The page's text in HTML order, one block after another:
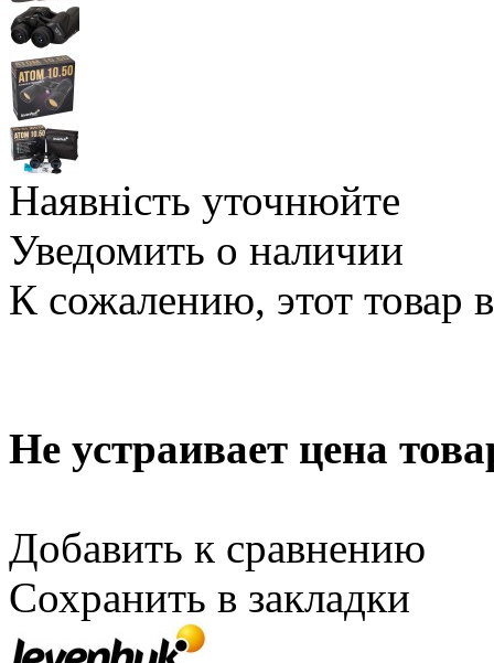
Наявність уточнюйте
Уведомить о наличии
К сожалению, этот товар
Не устраивает цена
Добавить к сравнению
Сохранить в закладки